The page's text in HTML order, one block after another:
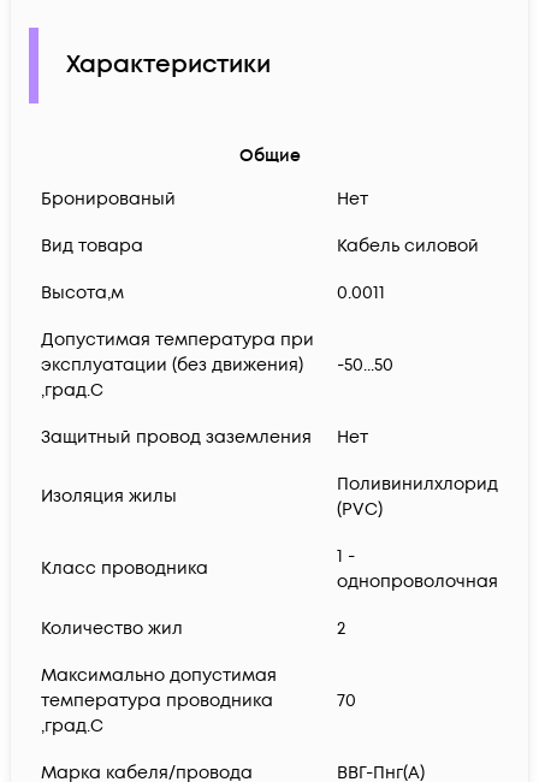
Характеристики
Общие
Бронированый
Нет
Вид товара Кабель силовой
Высота,м 0.0011
Допустимая температура при
эксплуатации (без движения)
,град.C
-50...50
Защитный провод заземления Нет
Изоляция жилы
Поливинилхлорид
(PVC)
Класс проводника
1 -
однопроволочная
Количество жил 2
Максимально допустимая
температура проводника
,град.C
70
Марка кабеля/провода ВВГ-Пнг(A)